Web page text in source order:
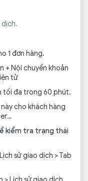
1 đơn hàng.
+ Nội chuyển khoản
tử
tối đa trong 60 phút.
cho khách hàng
kiểm tra trạng thái
sử giao dịch > Tab